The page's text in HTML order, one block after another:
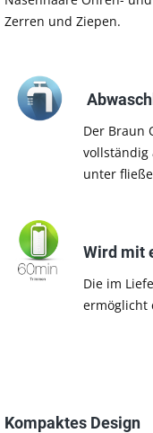
Zerren und Ziepen.
Der Braun
vollständig
unter
Wird mit
Die im
ermöglicht
Kompaktes Design